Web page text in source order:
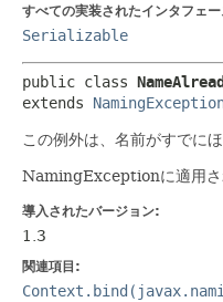
すべての実装されたインタフェ
Serializable
public class
extends
この例外は、名前がすでに
NamingExceptionに適用さ
導入されたバージョン:
1.3
関連項目: